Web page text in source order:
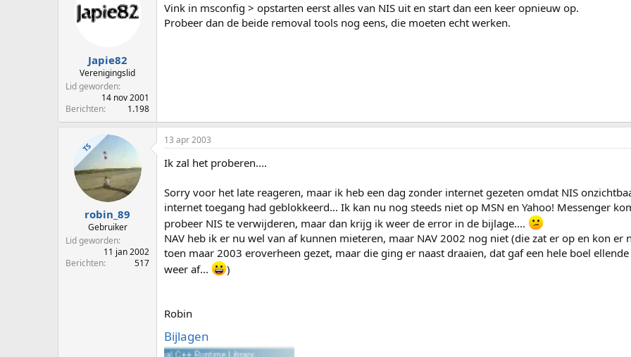
Japie82
Verenigingslid
Lid geworden
14 nov 2001
Berichten
1.198
Vink in msconfig > opstarten eerst alles van NIS uit en start dan een keer opnieuw op.
Probeer dan de beide removal tools nog eens, die moeten echt werken.
TS
robin_89
Gebruiker
Lid geworden
11 jan 2002
Berichten
517
13 apr 2003
Ik zal het proberen....
Sorry voor het late reageren, maar ik heb een dag zonder internet gezeten omdat NIS
internet toegang had geblokkeerd... Ik kan nu nog steeds niet op MSN en Yahoo! Messenger
probeer NIS te verwijderen, maar dan krijg ik weer de error in de bijlage....
NAV heb ik er nu wel van af kunnen mieteren, maar NAV 2002 nog niet (die zat er op en kon er
toen maar 2003 eroverheen gezet, maar die ging er naast draaien, dat gaf een hele boel
weer af...
)
Robin
Bijlagen